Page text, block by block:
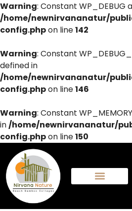
Warning: Constant WP_DEBUG
/home/newnirvananatur/
config.phpon line142
Warning: Constant
defined in
/home/newnirvananatur/
config.phpon line146
Warning: Constant
in/home/newnirvananatur/
config.phpon line150